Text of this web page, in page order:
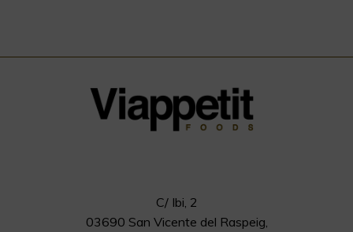
C/ Ibi, 2
03690 San Vicente del Raspeig,